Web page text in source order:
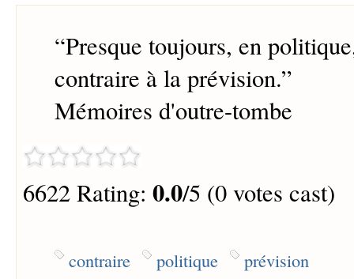
“Presque toujours, en
contraire à la prévision.”
Mémoires d'outre-tombe
6622 Rating: 0.0/5 (0 votes cast)
contraire politique prévision